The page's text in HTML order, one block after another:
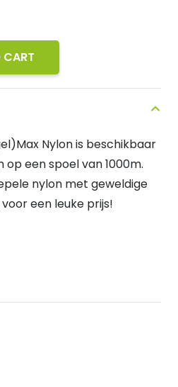
Nylon is beschikbaar
op een spoel van 1000m.
nylon met geweldige
een leuke prijs!